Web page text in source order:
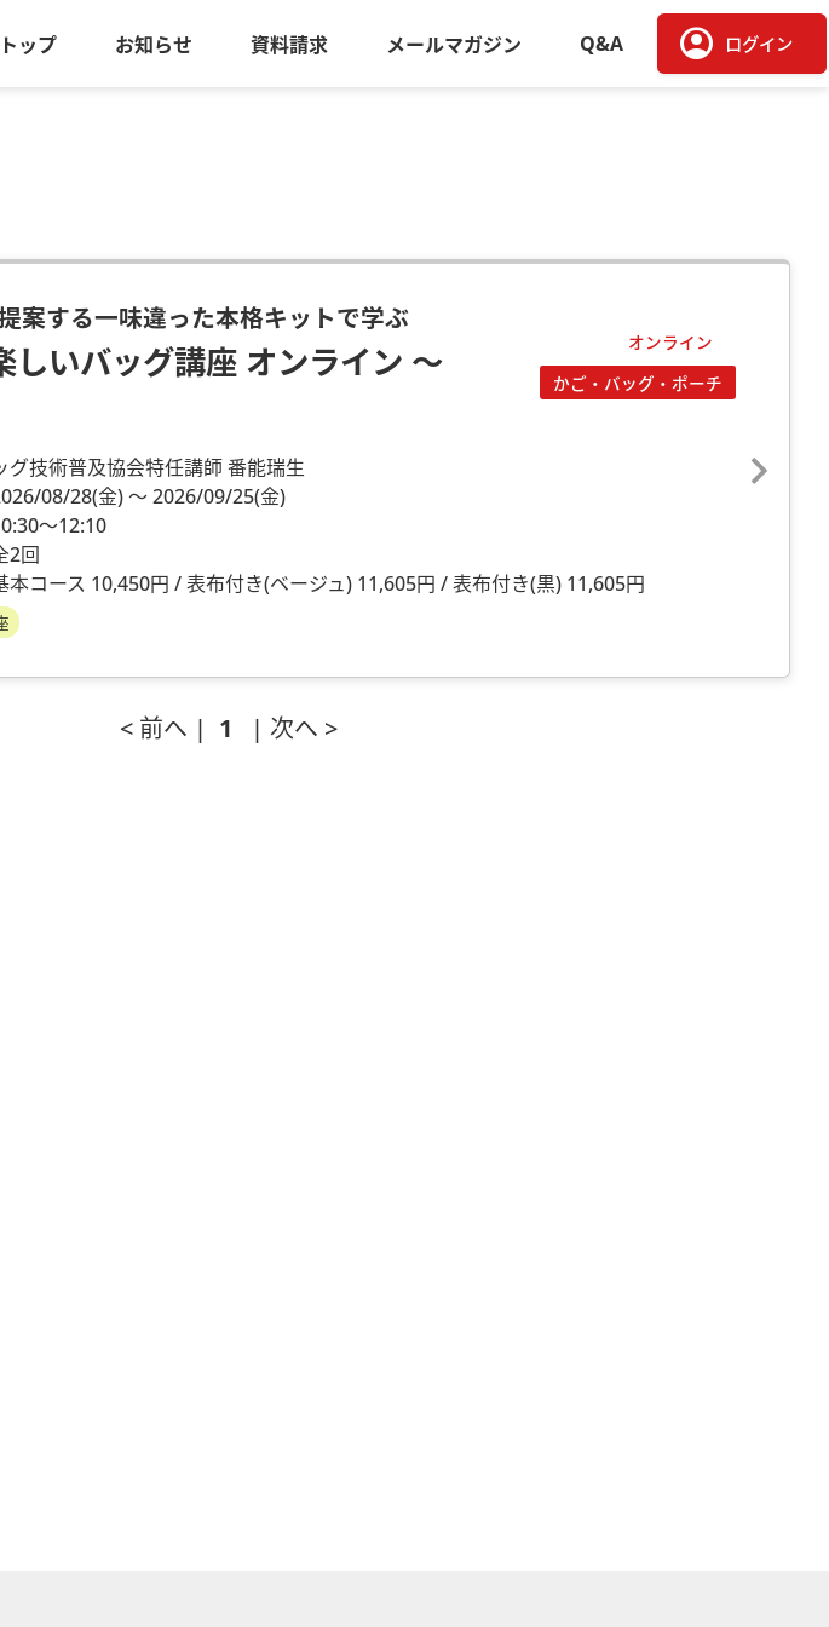
ップ お知らせ 資料請求 メールマガジン Q&A account_circle ログイン
オンライン
かご・バッグ・ポーチ
案する一味違った本格キットで学ぶ
しいバッグ講座 オンライン ～
グ技術普及協会特任講師 番能瑞生
08/28(金)～ 2026/09/25(金)
～12:10
2回
本コース 10,450円 / 表布付き(ベージュ) 11,605円 / 表布付き(黒) 11,605円
< 前へ | 1 | 次へ >